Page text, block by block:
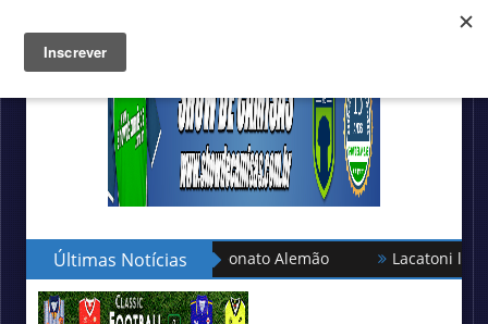
Últimas Notícias
turca no Campeonato Alemão Lacatoni lança as